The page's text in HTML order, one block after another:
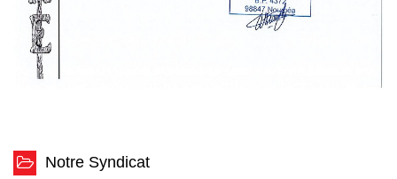
Notre Syndicat